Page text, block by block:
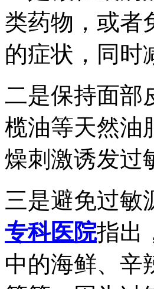
类药物，或者
的症状，同时
二是保持面部
榄油等天然油
燥刺激诱发过
三是避免过敏
专科医院指出
中的海鲜、辛